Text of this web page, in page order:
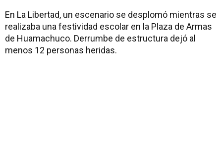
En La Libertad, un escenario se desplomó mientras se
realizaba una festividad escolar en la Plaza de Armas
de Huamachuco. Derrumbe de estructura dejó al
menos 12 personas heridas.